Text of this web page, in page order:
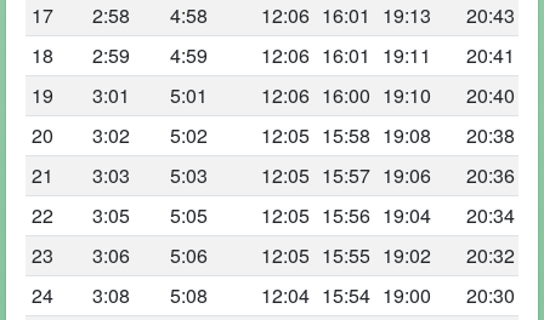
17
2:58 4:58 12:06 16:01 19:13
20:43
18
2:59 4:59 12:06 16:01 19:11
20:41
19
3:01 5:01 12:06 16:00 19:10
20:40
20
3:02 5:02 12:05 15:58 19:08
20:38
21
3:03 5:03 12:05 15:57 19:06
20:36
22
3:05 5:05 12:05 15:56 19:04
20:34
23
3:06 5:06 12:05 15:55 19:02
20:32
24
3:08 5:08 12:04 15:54 19:00
20:30